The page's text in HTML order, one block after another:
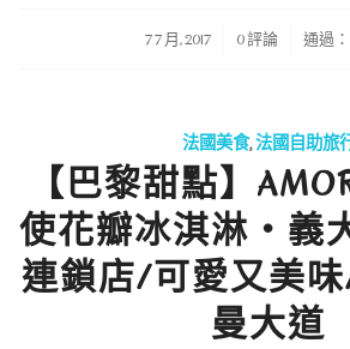
7 7 月, 2017
/ 0 評論 通過：
法國美食,法國自助旅
【巴黎甜點】
使花瓣冰淇淋・義
連鎖店/可愛又美
曼大道